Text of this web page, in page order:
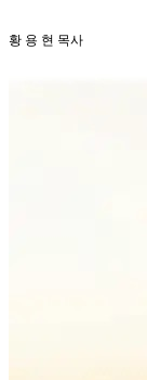
황 용 현 목사